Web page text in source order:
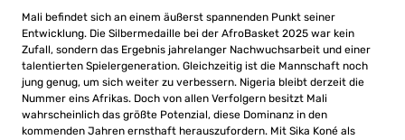
Mali befindet sich an einem äußerst spannenden Punkt seiner
Entwicklung. Die Silbermedaille bei der AfroBasket 2025 war kein
Zufall, sondern das Ergebnis jahrelanger Nachwuchsarbeit und einer
talentierten Spielergeneration. Gleichzeitig ist die Mannschaft noch
jung genug, um sich weiter zu verbessern. Nigeria bleibt derzeit die
Nummer eins Afrikas. Doch von allen Verfolgern besitzt Mali
wahrscheinlich das größte Potenzial, diese Dominanz in den
kommenden Jahren ernsthaft herauszufordern. Mit Sika Koné als